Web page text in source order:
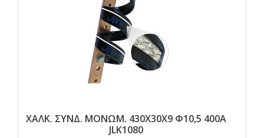
ΧΑΛΚ. ΣΥΝΔ. ΜΟΝΩΜ. 430Χ30Χ9 Φ10,5 400Α
JLK1080